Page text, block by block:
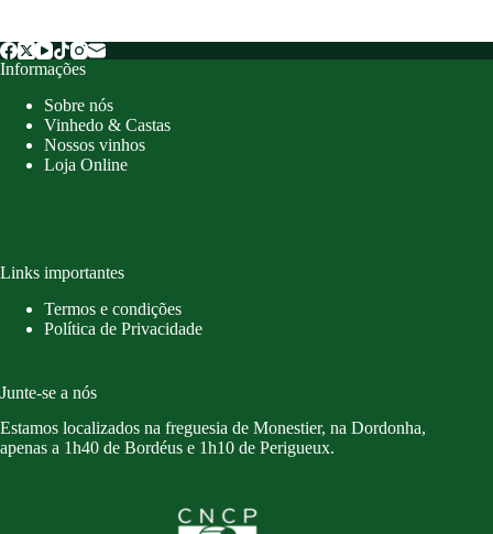
Informações
Sobre nós
Vinhedo & Castas
Nossos vinhos
Loja Online
Links importantes
Termos e condições
Política de Privacidade
Junte-se a nós
Estamos localizados na freguesia de Monestier, na Dordonha,
apenas a 1h40 de Bordéus e 1h10 de Perigueux.